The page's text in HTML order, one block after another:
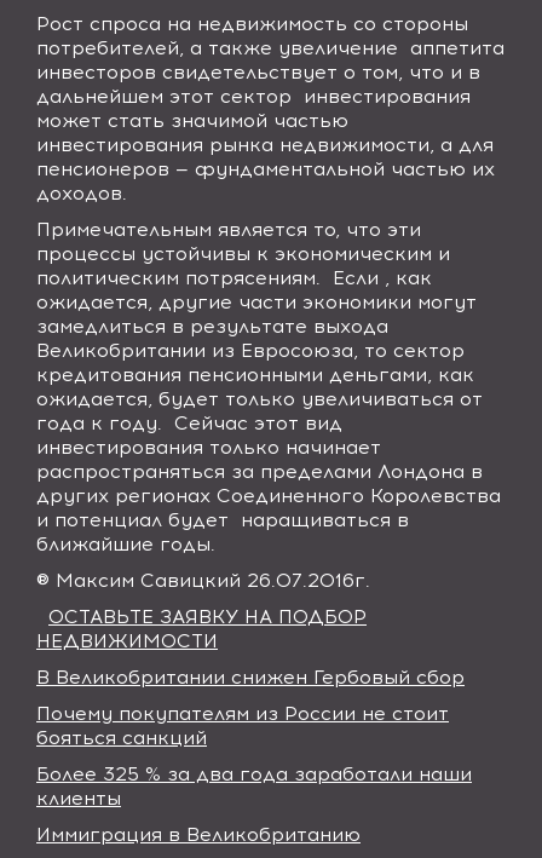
Рост спроса на недвижимость со стороны
потребителей, а также увеличение аппетита
инвесторов свидетельствует о том, что и в
дальнейшем этот сектор инвестирования
может стать значимой частью
инвестирования рынка недвижимости, а для
пенсионеров — фундаментальной частью их
доходов.
Примечательным является то, что эти
процессы устойчивы к экономическим и
политическим потрясениям. Если , как
ожидается, другие части экономики могут
замедлиться в результате выхода
Великобритании из Евросоюза, то сектор
кредитования пенсионными деньгами, как
ожидается, будет только увеличиваться от
года к году. Сейчас этот вид
инвестирования только начинает
распространяться за пределами Лондона в
других регионах Соединенного Королевства
и потенциал будет наращиваться в
ближайшие годы.
® Максим Савицкий 26.07.2016г.
ОСТАВЬТЕ ЗАЯВКУ НА ПОДБОР
НЕДВИЖИМОСТИ
В Великобритании снижен Гербовый сбор
Почему покупателям из России не стоит
бояться санкций
Более 325 % за два года заработали наши
клиенты
Иммиграция в Великобританию